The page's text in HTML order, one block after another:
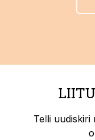
Telli uudiskiri